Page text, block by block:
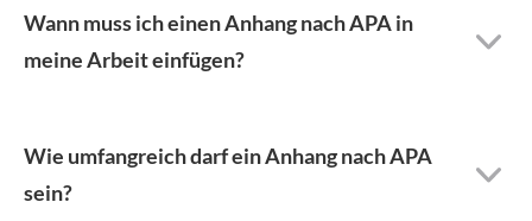
Wann muss ich einen Anhang nach APA in
meine Arbeit einfügen?
Wie umfangreich darf ein Anhang nach APA
sein?